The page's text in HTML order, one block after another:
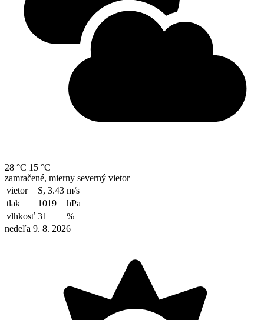
28 °C 15 °C
zamračené, mierny severný vietor
vietor
S, 3.43 m/s
tlak
1019
hPa
vlhkosť 31
%
nedeľa 9. 8. 2026